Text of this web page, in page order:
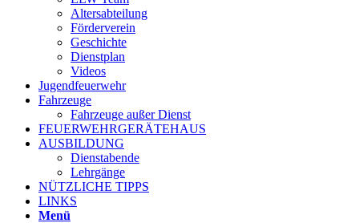
Altersabteilung
Förderverein
Geschichte
Dienstplan
Videos
Jugendfeuerwehr
Fahrzeuge
Fahrzeuge außer Dienst
FEUERWEHRGERÄTEHAUS
AUSBILDUNG
Dienstabende
Lehrgänge
NÜTZLICHE TIPPS
LINKS
Menü